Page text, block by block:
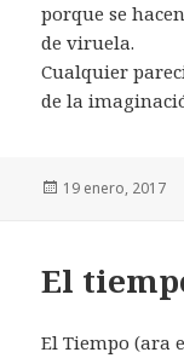
porque se
de viruela.
Cualquier
de la
Publicado
19 enero, 2017
El
El Tiempo (ara